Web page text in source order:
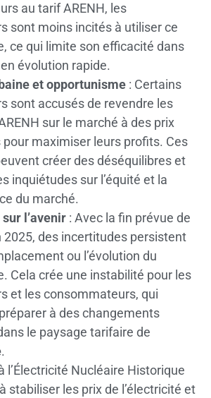
au tarif ARENH, les
sont moins incités à utiliser ce
ce qui limite son efficacité dans
évolution rapide.
et opportunisme : Certains
sont accusés de revendre les
sur le marché à des prix
pour maximiser leurs profits. Ces
créer des déséquilibres et
inquiétudes sur l’équité et la
du marché.
l’avenir : Avec la fin prévue de
2025, des incertitudes persistent
ou l’évolution du
Cela crée une instabilité pour les
et les consommateurs, qui
à des changements
le paysage tarifaire de
.
l’Électricité Nucléaire Historique
stabiliser les prix de l’électricité et